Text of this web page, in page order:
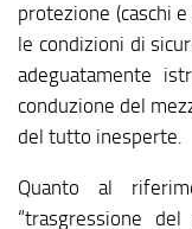
protezione (caschi
le condizioni di
adeguatamente
conduzione del
del tutto inesperte.
Quanto al
“trasgressione